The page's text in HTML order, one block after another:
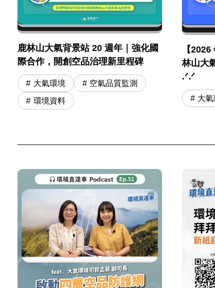
鹿林山大氣背景站 20 週年｜強化國
際合作，開創空品治理新里程碑
大氣環境 空氣品質監測
環境資料
【
林山大
.ᐟ.ᐟ
大